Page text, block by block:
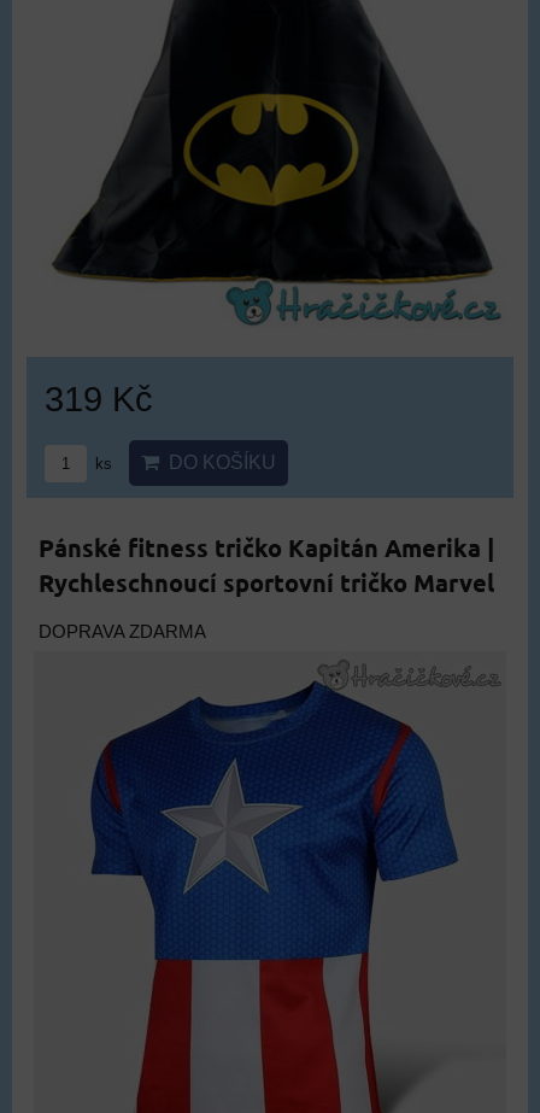
319 Kč
ks DO KOŠÍKU
Pánské fitness tričko Kapitán Amerika |
Rychleschnoucí sportovní tričko Marvel
DOPRAVA ZDARMA